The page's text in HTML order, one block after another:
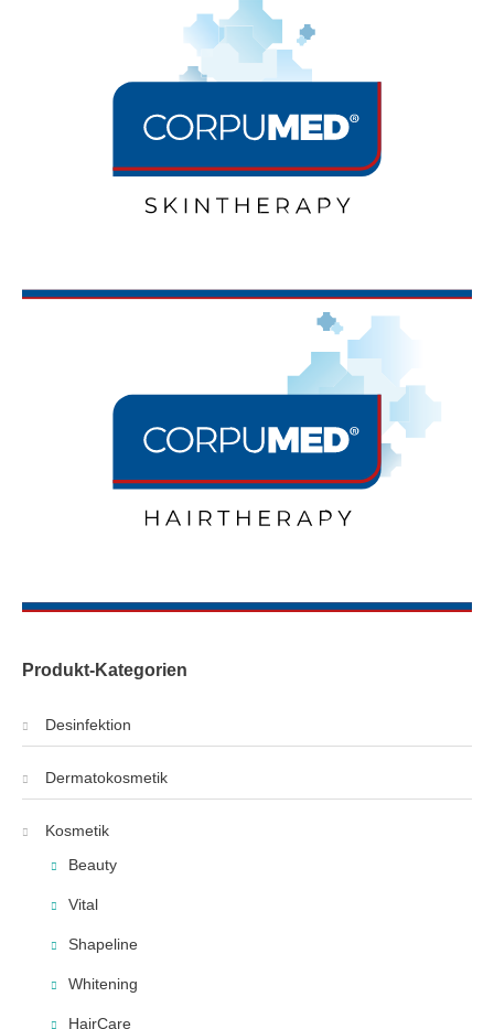
Produkt-Kategorien
Desinfektion
Dermatokosmetik
Kosmetik
Beauty
Vital
Shapeline
Whitening
HairCare